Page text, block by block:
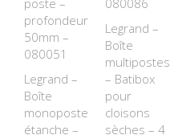
poste –
profondeur
50mm –
080051
Legrand –
Boîte
monoposte
étanche –
080086
Legrand –
Boîte
multipostes
– Batibox
pour
cloisons
sèches – 4